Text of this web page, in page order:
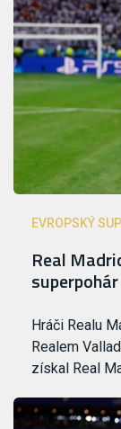
EVROPSKÝ
Real
superpohár
Hráči Realu
Realem
získal Real